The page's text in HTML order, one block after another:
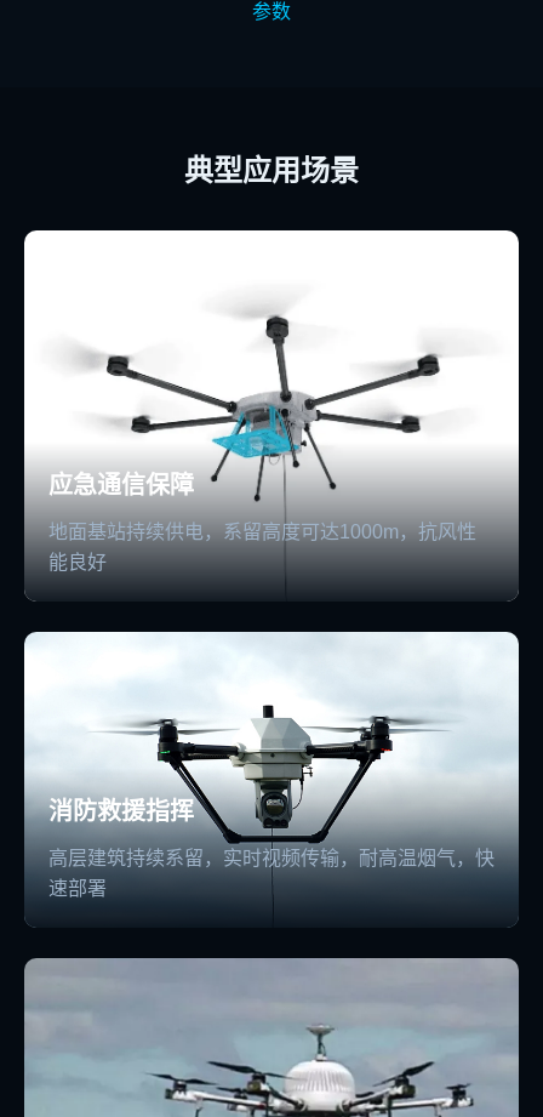
参数
典型应用场景
应急通信保障
地面基站持续供电，系留高度可达1000m，抗风性
能良好
消防救援指挥
高层建筑持续系留，实时视频传输，耐高温烟气，快
速部署